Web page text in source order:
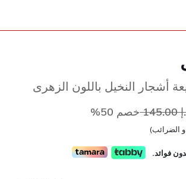
أشجار النخيل باللون الزهرى
سعر مخفض من
إلى
خصم 50%
الضرائب)
فوائد.